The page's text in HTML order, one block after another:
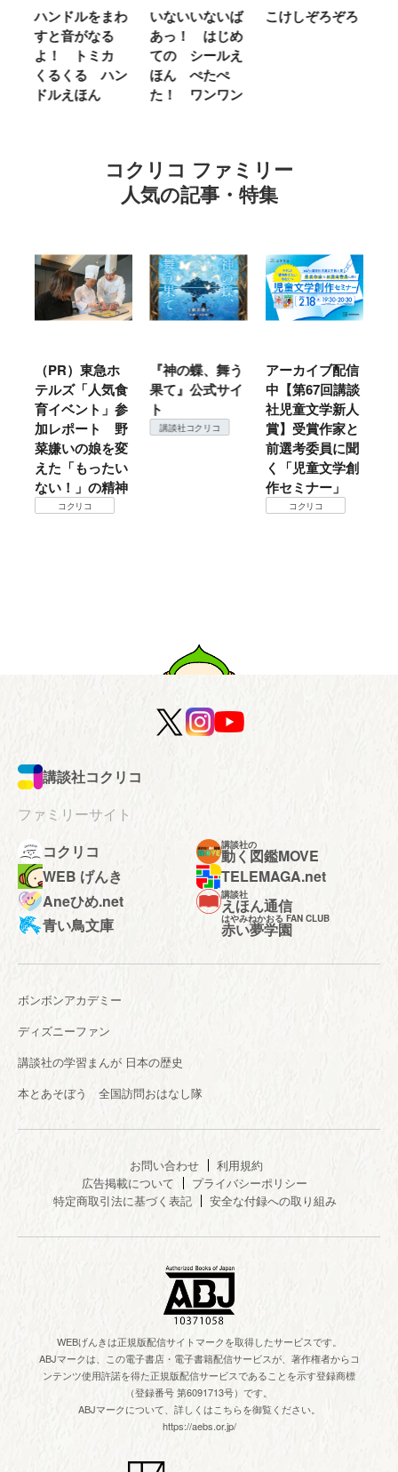
ハンドルをまわ
すと音がなる
よ！ トミカ
くるくる ハン
ドルえほん
いないいないば
あっ！ はじめ
ての シールえ
ほん ぺたぺ
た！ ワンワン
こけしぞろぞろ
コクリコ ファミリー
人気の記事・特集
（PR）東急ホ
テルズ「人気食
育イベント」参
加レポート 野
菜嫌いの娘を変
えた「もったい
ない！」の精神
コクリコ
『神の蝶、舞う
果て』公式サイ
ト
講談社コクリコ
アーカイブ配信
中【第67回講談
社児童文学新人
賞】受賞作家と
前選考委員に聞
く「児童文学創
作セミナー」
コクリコ
講談社コクリコ
ファミリーサイト
コクリコ
講談社の
動く図鑑MOVE
WEB げんき
TELEMAGA.net
Aneひめ.net
講談社
えほん通信
青い鳥文庫
はやみねかおる FAN CLUB
赤い夢学園
ボンボンアカデミー
ディズニーファン
講談社の学習まんが 日本の歴史
本とあそぼう 全国訪問おはなし隊
お問い合わせ
利用規約
広告掲載について
プライバシーポリシー
特定商取引法に基づく表記
安全な付録への取り組み
WEBげんきは正規版配信サイトマークを取得したサービスです。
ABJマークは、この電子書店・電子書籍配信サービスが、著作権者からコ
ンテンツ使用許諾を得た正規版配信サービスであることを示す登録商標
（登録番号 第6091713号）です。
ABJマークについて、詳しくはこちらを御覧ください。
https://aebs.or.jp/